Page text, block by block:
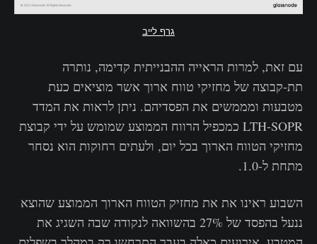
גרף לייב
עם זאת, למרות הראייה ההבנייתית קדימה, נותרה
תת-קבוצה של מחזיקי טווח ארוך אשר מוציאים כעת
מטבעות ומממשים את הפסדיהם. ניתן לראות את המדד
LTH-SOPR כמכפיל הרווח הממוצע שמומש על ידי קבוצת
מחזיקי הטווח הארוך בכל יום, ולעתים רחוקות הוא נסחר
מתחת ל-1.0.
השבוע ראינו את את מחזיק הטווח הארוך הממוצע שהוצא
ננעל בהפסד של 27% בהשוואה לנקודה שבה השגיג את